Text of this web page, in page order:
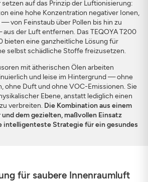
setzen auf das Prinzip der Luftionisierung:
eine hohe Konzentration negativer Ionen,
von Feinstaub über Pollen bis hin zu
der Luft entfernen. Das TEQOYA T200
bieten eine ganzheitliche Lösung für
selbst schädliche Stoffe freizusetzen.
mit ätherischen Ölen arbeiten
und leise im Hintergrund — ohne
ohne Duft und ohne VOC-Emissionen. Sie
Ebene, anstatt lediglich einen
verbreiten. Die Kombination aus einem
dem gezielten, maßvollen Einsatz
intelligenteste Strategie für ein gesundes
für saubere Innenraumluft